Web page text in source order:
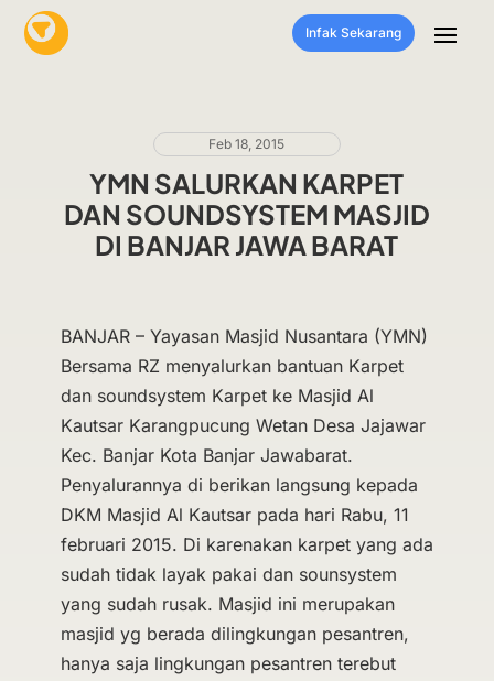
Infak Sekarang
Feb 18, 2015
YMN SALURKAN KARPET
DAN SOUNDSYSTEM MASJID
DI BANJAR JAWA BARAT
BANJAR – Yayasan Masjid Nusantara (YMN)
Bersama RZ menyalurkan bantuan Karpet
dan soundsystem Karpet ke Masjid Al
Kautsar Karangpucung Wetan Desa Jajawar
Kec. Banjar Kota Banjar Jawabarat.
Penyalurannya di berikan langsung kepada
DKM Masjid Al Kautsar pada hari Rabu, 11
februari 2015. Di karenakan karpet yang ada
sudah tidak layak pakai dan sounsystem
yang sudah rusak. Masjid ini merupakan
masjid yg berada dilingkungan pesantren,
hanya saja lingkungan pesantren terebut